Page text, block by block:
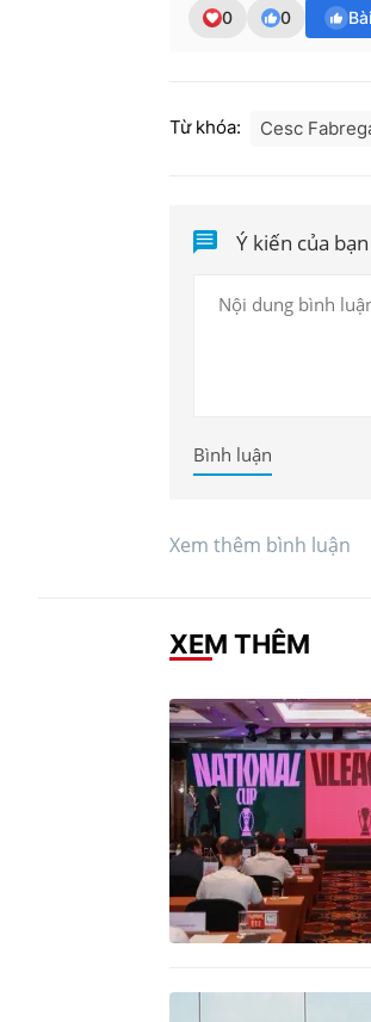
0 0
Từ khóa: Cesc
Ý kiến của bạn
Bình luận
Xem thêm bình luận
XEM THÊM